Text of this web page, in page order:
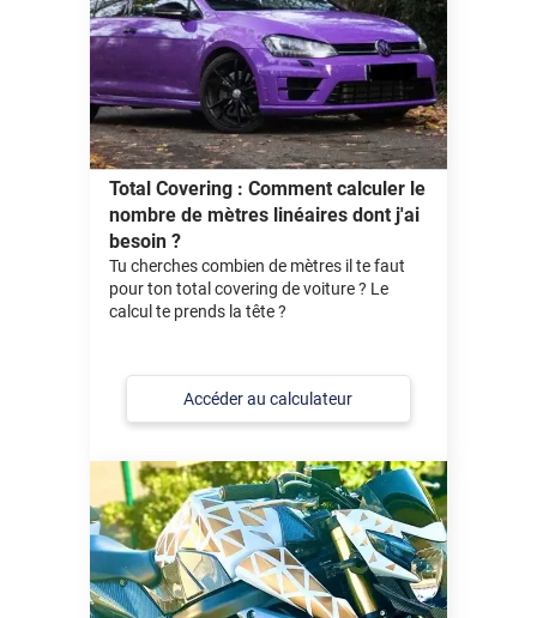
Total Covering : Comment calculer le
nombre de mètres linéaires dont j'ai
besoin ?
Tu cherches combien de mètres il te faut
pour ton total covering de voiture ? Le
calcul te prends la tête ?
Accéder au calculateur